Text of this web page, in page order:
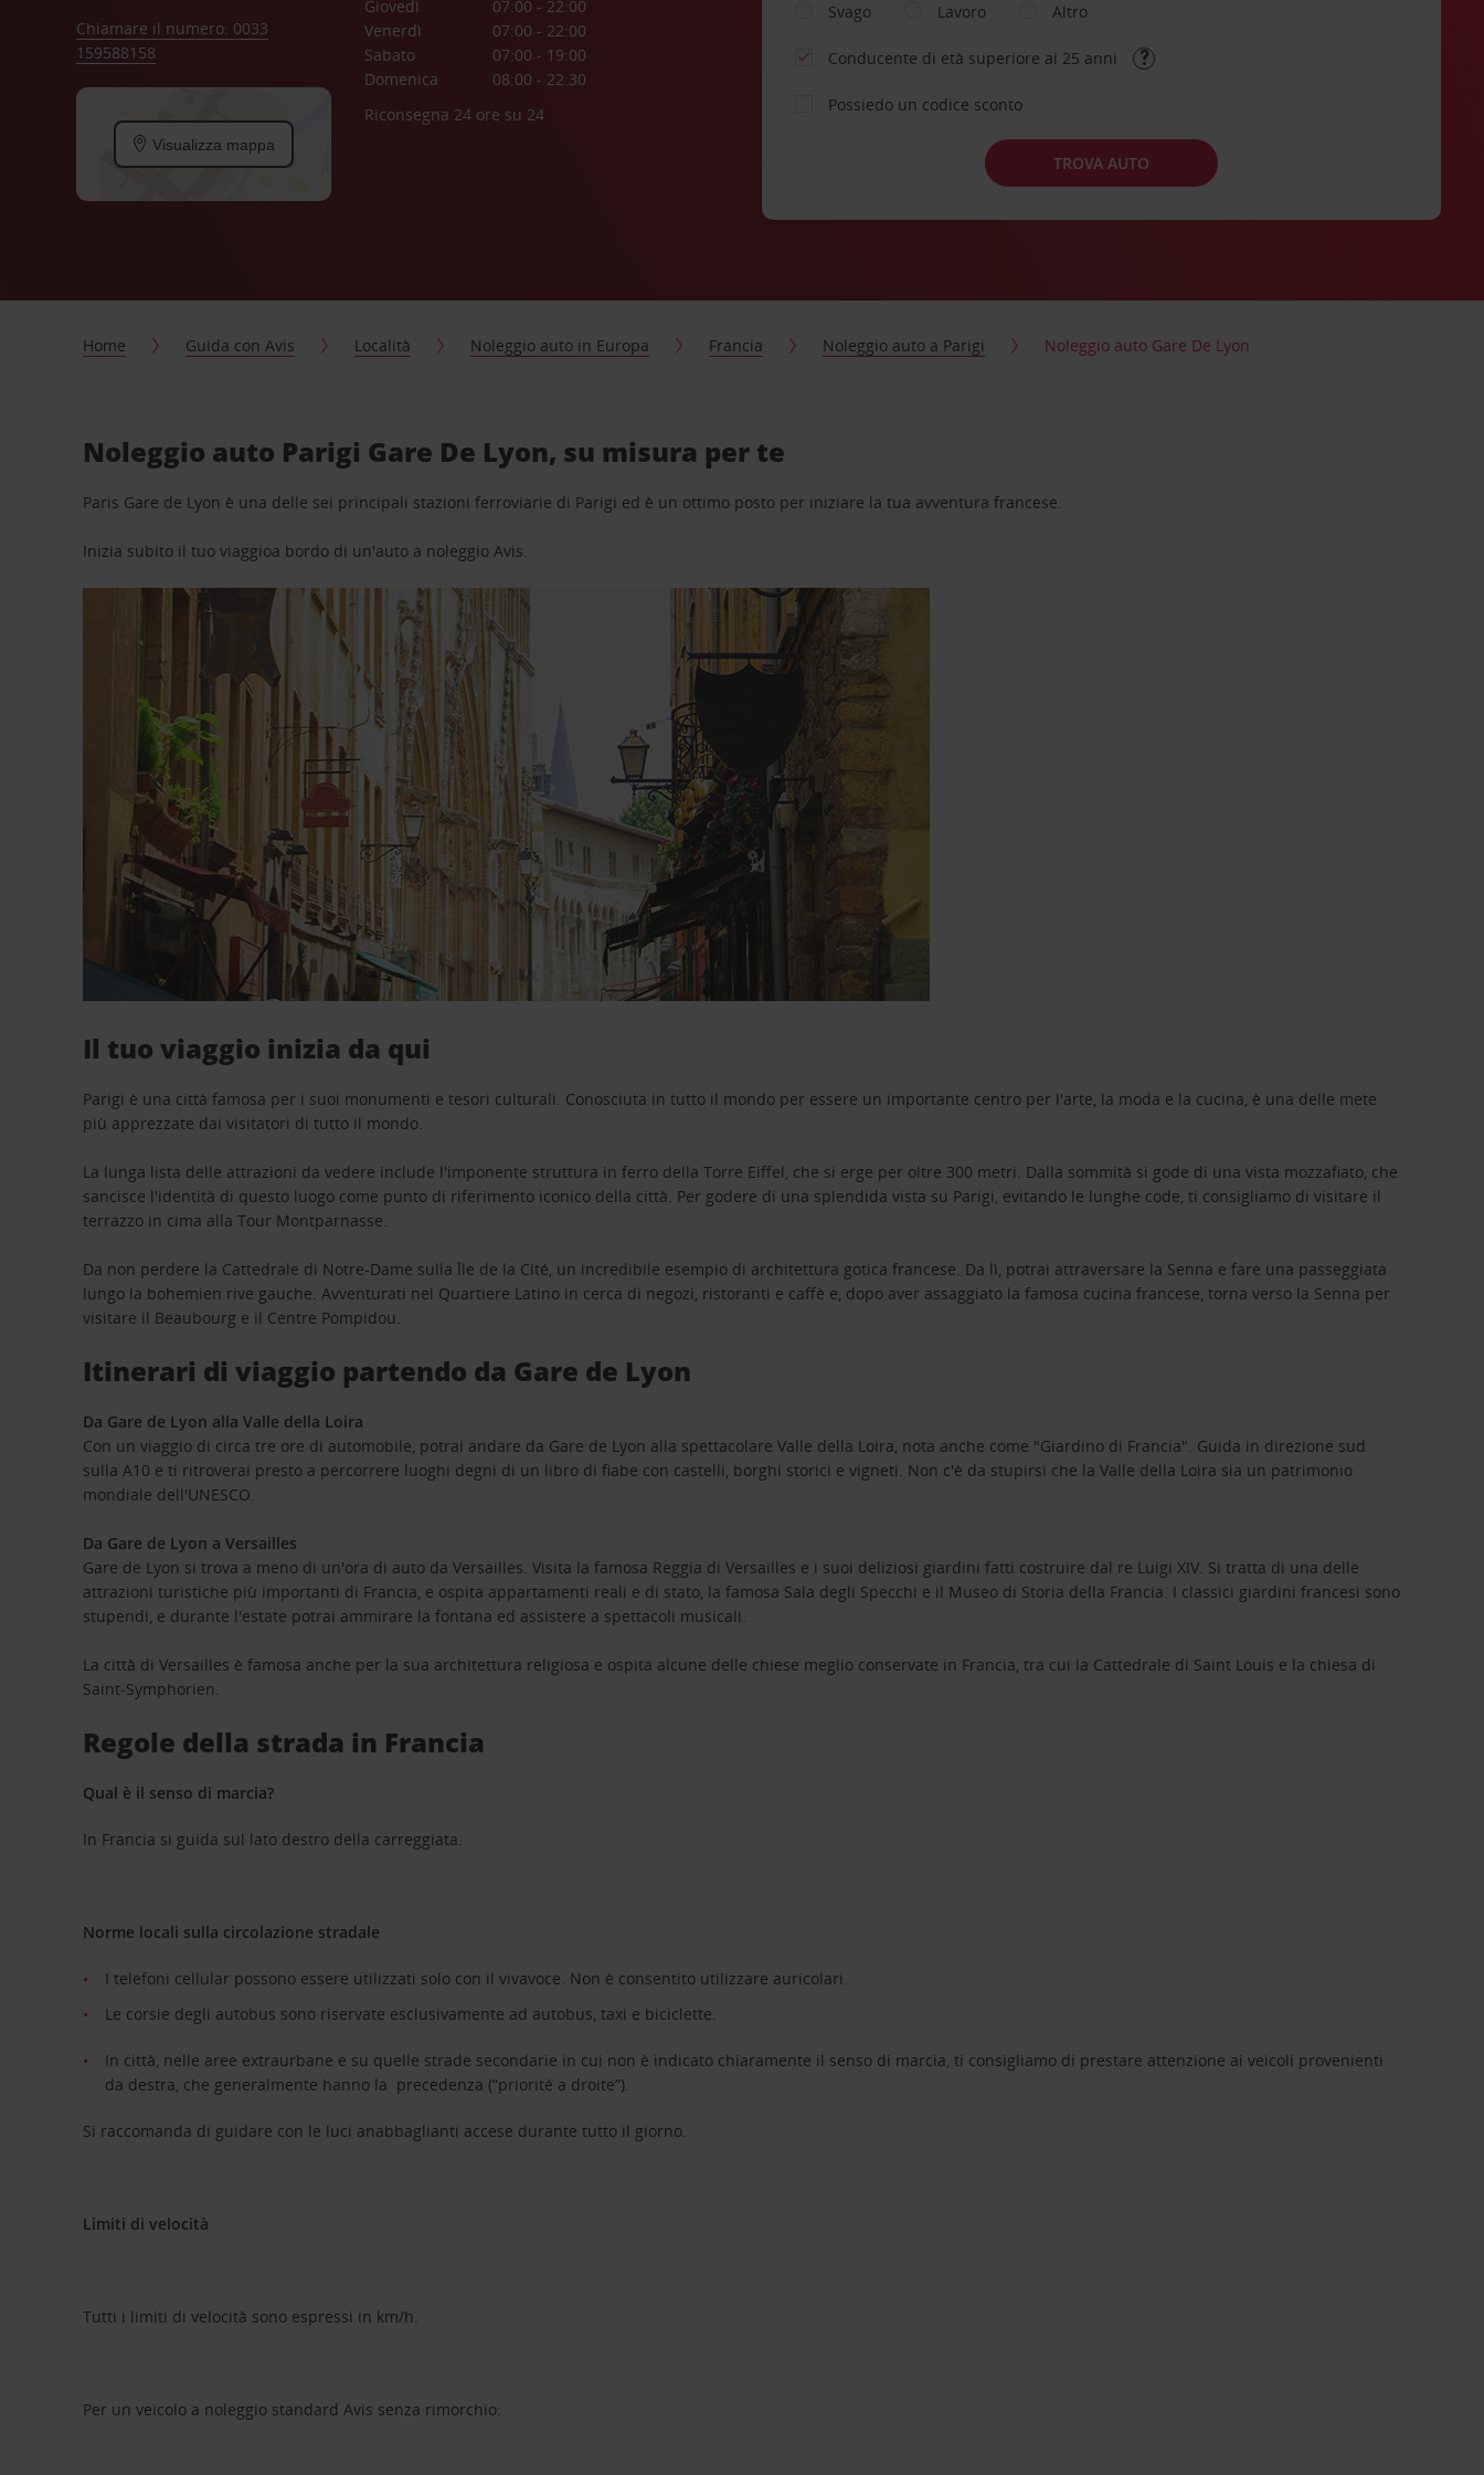
Chiamare il numero: 0033
159588158
Visualizza mappa
Giovedì
07:00 - 22:00
Venerdì
07:00 - 22:00
Sabato
07:00 - 19:00
Domenica
08:00 - 22:30
Riconsegna 24 ore su 24
Svago
Lavoro Altro
Conducente di età superiore ai 25 anni
Possiedo un codice sconto
TROVA AUTO
Home Guida con Avis Località Noleggio auto in Europa Francia Noleggio auto a Parigi Noleggio auto Gare De Lyon
Noleggio auto Parigi Gare De Lyon, su misura per te
Paris Gare de Lyon è una delle sei principali stazioni ferroviarie di Parigi ed è un ottimo posto per iniziare la tua avventura francese.
Inizia subito il tuo viaggioa bordo di un'auto a noleggio Avis.
Il tuo viaggio inizia da qui
Parigi è una città famosa per i suoi monumenti e tesori culturali. Conosciuta in tutto il mondo per essere un importante centro per l'arte, la moda e la cucina, è una delle mete
più apprezzate dai visitatori di tutto il mondo.
La lunga lista delle attrazioni da vedere include l'imponente struttura in ferro della Torre Eiffel, che si erge per oltre 300 metri. Dalla sommità si gode di una vista mozzafiato, che
sancisce l'identità di questo luogo come punto di riferimento iconico della città. Per godere di una splendida vista su Parigi, evitando le lunghe code, ti consigliamo di visitare il
terrazzo in cima alla Tour Montparnasse.
Da non perdere la Cattedrale di Notre-Dame sulla Île de la Cité, un incredibile esempio di architettura gotica francese. Da lì, potrai attraversare la Senna e fare una passeggiata
lungo la bohemien rive gauche. Avventurati nel Quartiere Latino in cerca di negozi, ristoranti e caffè e, dopo aver assaggiato la famosa cucina francese, torna verso la Senna per
visitare il Beaubourg e il Centre Pompidou.
Itinerari di viaggio partendo da Gare de Lyon
Da Gare de Lyon alla Valle della Loira
Con un viaggio di circa tre ore di automobile, potrai andare da Gare de Lyon alla spettacolare Valle della Loira, nota anche come "Giardino di Francia". Guida in direzione sud
sulla A10 e ti ritroverai presto a percorrere luoghi degni di un libro di fiabe con castelli, borghi storici e vigneti. Non c'è da stupirsi che la Valle della Loira sia un patrimonio
mondiale dell'UNESCO.
Da Gare de Lyon a Versailles
Gare de Lyon si trova a meno di un'ora di auto da Versailles. Visita la famosa Reggia di Versailles e i suoi deliziosi giardini fatti costruire dal re Luigi XIV. Si tratta di una delle
attrazioni turistiche più importanti di Francia, e ospita appartamenti reali e di stato, la famosa Sala degli Specchi e il Museo di Storia della Francia. I classici giardini francesi sono
stupendi, e durante l'estate potrai ammirare la fontana ed assistere a spettacoli musicali.
La città di Versailles è famosa anche per la sua architettura religiosa e ospita alcune delle chiese meglio conservate in Francia, tra cui la Cattedrale di Saint Louis e la chiesa di
Saint-Symphorien.
Regole della strada in Francia
Qual è il senso di marcia?
In Francia si guida sul lato destro della carreggiata.
Norme locali sulla circolazione stradale
I telefoni cellular possono essere utilizzati solo con il vivavoce. Non è consentito utilizzare auricolari.
Le corsie degli autobus sono riservate esclusivamente ad autobus, taxi e biciclette.
In città, nelle aree extraurbane e su quelle strade secondarie in cui non è indicato chiaramente il senso di marcia, ti consigliamo di prestare attenzione ai veicoli provenienti
da destra, che generalmente hanno la precedenza (“priorité a droite”).
Si raccomanda di guidare con le luci anabbaglianti accese durante tutto il giorno.
Limiti di velocità
Tutti i limiti di velocità sono espressi in km/h.
Per un veicolo a noleggio standard Avis senza rimorchio: